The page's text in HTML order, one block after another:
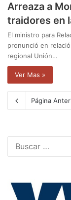
Arreaza a
traidores en
El ministro para
pronunció en
regional Unión…
Ver Mas »
Página